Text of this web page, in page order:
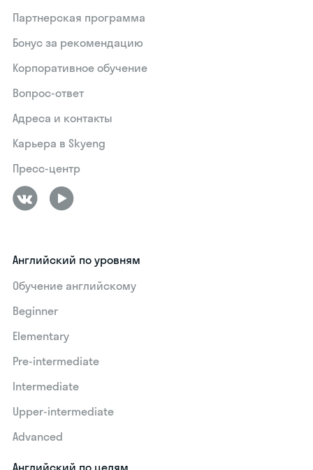
Партнерская программа
Бонус за рекомендацию
Корпоративное обучение
Вопрос-ответ
Адреса и контакты
Карьера в Skyeng
Пресс-центр
Английский по уровням
Обучение английскому
Beginner
Elementary
Pre-intermediate
Intermediate
Upper-intermediate
Advanced
Английский по целям